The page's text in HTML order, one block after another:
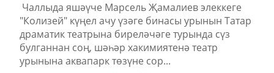
Чаллыда яшәүче Марсель Җамалиев элеккеге
"Колизей" күңел ачу үзәге бинасы урынын Татар
драматик театрына биреләчәге турында сүз
булганнан соң, шәһәр хакимиятенә театр
урынына аквапарк төзүне сор...